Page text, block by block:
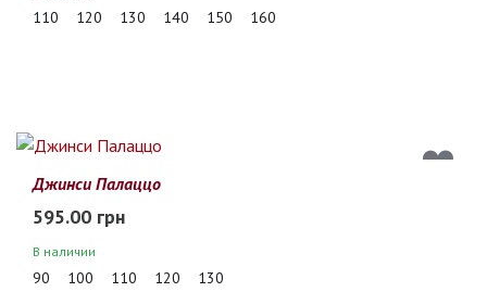
110 120 130 140 150 160
Джинси Палаццо
595.00 грн
В наличии
90 100 110 120 130